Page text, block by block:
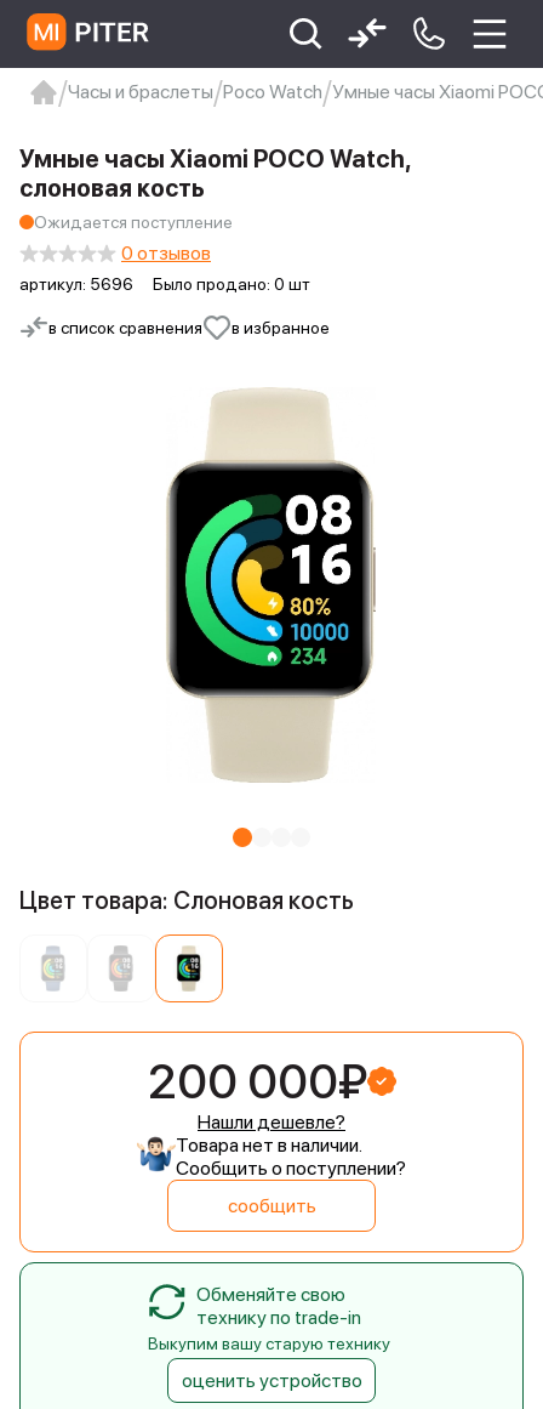
Xiaomi 9 про
xiaomi redmi 12c
Часы и браслеты Poco Watch Умные часы Xiaomi
в список сравнения в избранное
Умные часы Xiaomi POCO Watch,
слоновая кость
Ожидается поступление
артикул: 5696 Было продано: 0 шт
0 отзывов
Цвет товара: Слоновая кость
200 000₽
Нашли дешевле?
Товара нет в наличии.
Сообщить о поступлении?
сообщить
Обменяйте свою
технику по trade-in
Выкупим вашу старую технику
оценить устройство